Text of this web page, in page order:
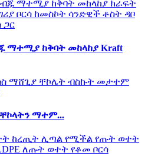
ማተሚያ ከቅባት መከላከያ Kraft
ማተም...